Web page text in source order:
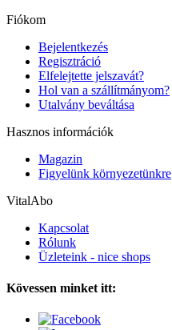
Fiókom
Bejelentkezés
Regisztráció
Elfelejtette jelszavát?
Hol van a szállítmányom?
Utalvány beváltása
Hasznos információk
Magazin
Figyelünk környezetünkre
VitalAbo
Kapcsolat
Rólunk
Üzleteink - nice shops
Kövessen minket itt: